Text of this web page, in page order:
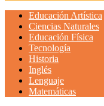
Educación Artística
Ciencias Naturales
Educación Física
Tecnología
Historia
Inglés
Lenguaje
Matemáticas